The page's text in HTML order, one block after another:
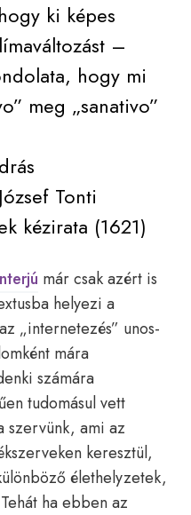
ki képes
–
hogy mi
meg „sanativo”
Tonti
kézirata (1621)
már csak azért is
helyezi a
„internetezés” unos-
mára
számára
tudomásul vett
szervünk, ami az
keresztül,
élethelyzetek,
ha ebben az